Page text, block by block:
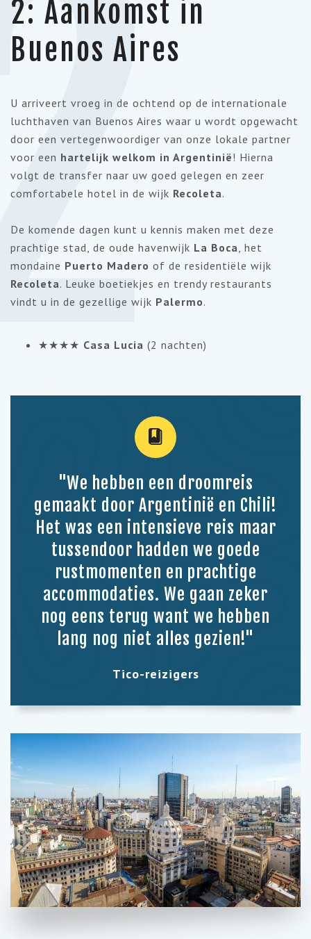
2: Aankomst in
Buenos Aires
U arriveert vroeg in de ochtend op de internationale
luchthaven van Buenos Aires waar u wordt opgewacht
door een vertegenwoordiger van onze lokale partner
voor een hartelijk welkom in Argentinië! Hierna
volgt de transfer naar uw goed gelegen en zeer
comfortabele hotel in de wijk Recoleta.
De komende dagen kunt u kennis maken met deze
prachtige stad, de oude havenwijk La Boca, het
mondaine Puerto Madero of de residentiële wijk
Recoleta. Leuke boetiekjes en trendy restaurants
vindt u in de gezellige wijk Palermo.
★★★★ Casa Lucia (2 nachten)
"We hebben een droomreis
gemaakt door Argentinië en Chili!
Het was een intensieve reis maar
tussendoor hadden we goede
rustmomenten en prachtige
accommodaties. We gaan zeker
nog eens terug want we hebben
lang nog niet alles gezien!"
Tico-reizigers